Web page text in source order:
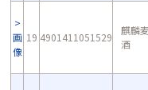
画
像
19 4901411051529
麒麟麦
酒